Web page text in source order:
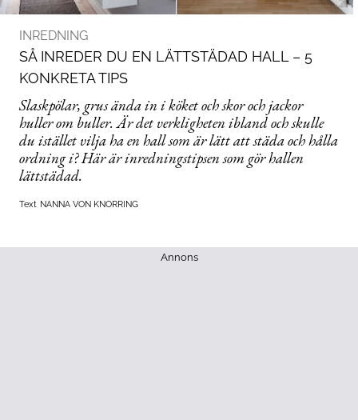
INREDNING
SÅ INREDER DU EN LÄTTSTÄDAD HALL – 5
KONKRETA TIPS
Slaskpölar, grus ända in i köket och skor och jackor
huller om buller. Är det verkligheten ibland och skulle
du istället vilja ha en hall som är lätt att städa och hålla
ordning i? Här är inredningstipsen som gör hallen
lättstädad.
Text NANNA VON KNORRING
Annons